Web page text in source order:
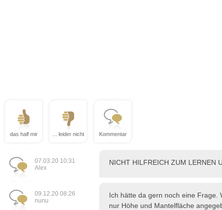
das half mir ... leider nicht Kommentar
07.03.20 10:31
Alex
NICHT HILFREICH ZUM LERNEN
09.12.20 08:26
nunu
Ich hätte da gern noch eine Frage.
nur Höhe und Mantelfläche